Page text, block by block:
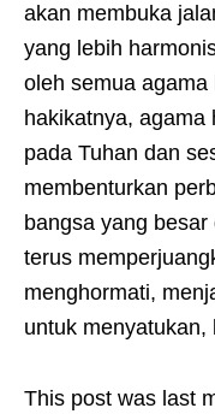
akan membuka
yang lebih
oleh semua
hakikatnya, agama
pada Tuhan dan
membenturkan
bangsa yang
terus
menghormati,
untuk menyatukan,
This post was last